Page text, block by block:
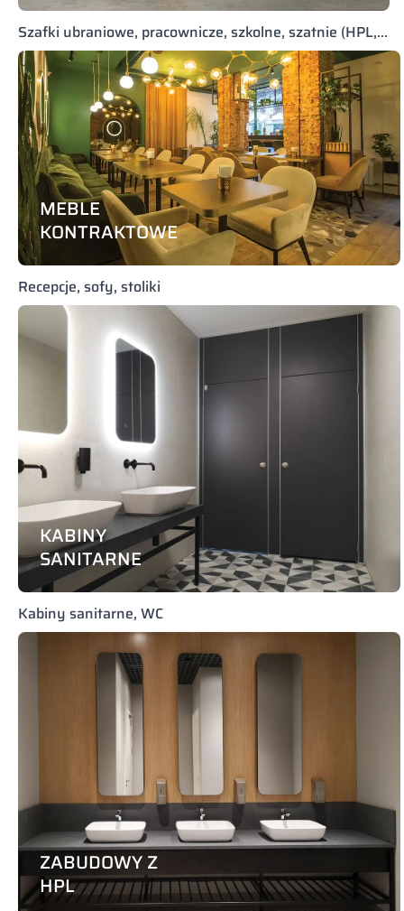
Szafki ubraniowe, pracownicze, szkolne, szatnie (HPL,
metalowe, LPW)
MEBLE
KONTRAKTOWE
Recepcje, sofy, stoliki
KABINY
SANITARNE
Kabiny sanitarne, WC
ZABUDOWY Z
HPL